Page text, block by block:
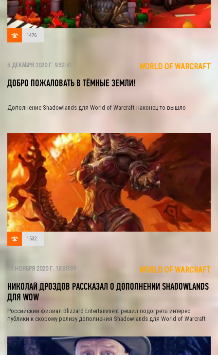
1476
5 ДЕКАБРЯ 2020 Г. 9:52:41 WORLD OF WARCRAFT
ДОБРО ПОЖАЛОВАТЬ В ТЁМНЫЕ ЗЕМЛИ!
Дополнение Shadowlands для World of Warcraft наконец-то вышло
1532
10 НОЯБРЯ 2020 Г. 18:30:39 WORLD OF WARCRAFT
НИКОЛАЙ ДРОЗДОВ РАССКАЗАЛ О ДОПОЛНЕНИИ SHADOWLANDS
ДЛЯ WOW
Российский филиал Blizzard Entertainment решил подогреть интерес
публики к скорому релизу дополнения Shadowlands для World of Warcraft